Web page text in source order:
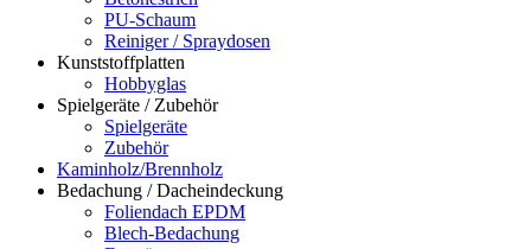
PU-Schaum
Reiniger / Spraydosen
Kunststoffplatten
Hobbyglas
Spielgeräte / Zubehör
Spielgeräte
Zubehör
Kaminholz/Brennholz
Bedachung / Dacheindeckung
Foliendach EPDM
Blech-Bedachung